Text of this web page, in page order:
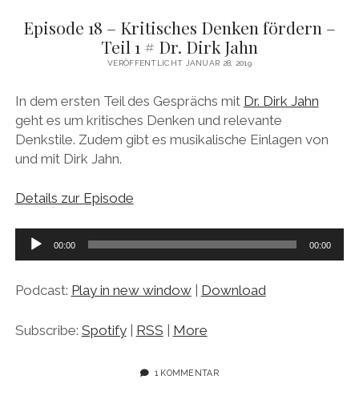
Episode 18 – Kritisches Denken fördern –
Teil 1 # Dr. Dirk Jahn
VERÖFFENTLICHT JANUAR 28, 2019
In dem ersten Teil des Gesprächs mit Dr. Dirk Jahn
geht es um kritisches Denken und relevante
Denkstile. Zudem gibt es musikalische Einlagen von
und mit Dirk Jahn.
Details zur Episode
Audio-
00:00 00:00
Podcast: Play in new window| Download
Subscribe: Spotify| RSS | More
1 KOMMENTAR